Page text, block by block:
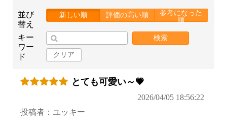
並び
替え
新しい順 評価の高い順
参考になった
順
キー
ワー
ド
検索
クリア
とても可愛い～💗
2026/04/05 18:56:22
投稿者：ユッキー